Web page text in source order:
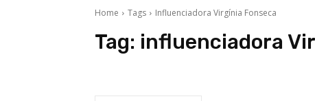
Home Tags Influenciadora Virgínia Fonseca
Tag: influenciadora